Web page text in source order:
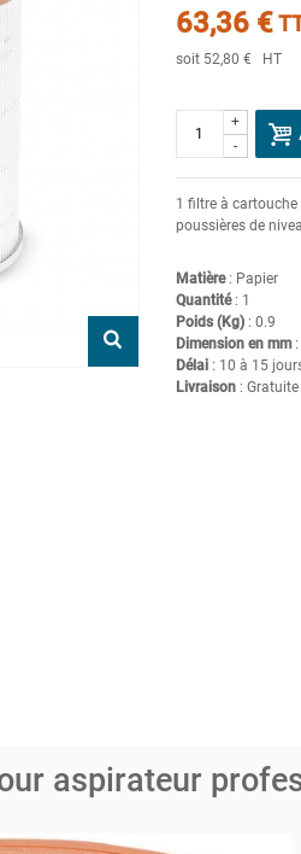
63,36 €
soit 52,80 € HT
-
+
1 filtre à cartouche
poussières de
Matière: Papier
Quantité: 1
Poids (Kg): 0.9
Dimension en mm:
Délai: 10 à 15
Livraison: Gratuite
aspirateur